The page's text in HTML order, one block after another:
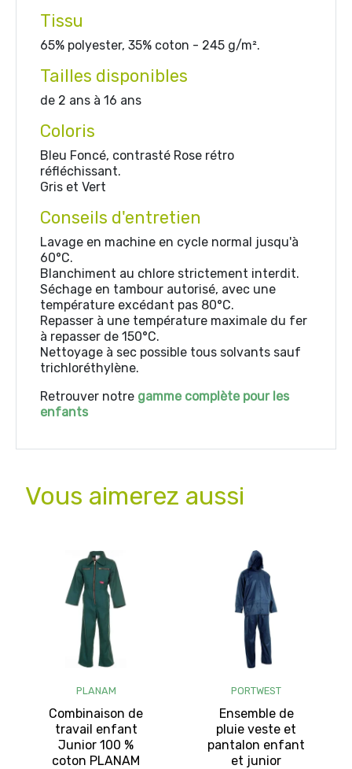
Tissu
65% polyester, 35% coton - 245 g/m².
Tailles disponibles
de 2 ans à 16 ans
Coloris
Bleu Foncé, contrasté Rose rétro
réfléchissant.
Gris et Vert
Conseils d'entretien
Lavage en machine en cycle normal jusqu'à
60°C.
Blanchiment au chlore strictement interdit.
Séchage en tambour autorisé, avec une
température excédant pas 80°C.
Repasser à une température maximale du fer
à repasser de 150°C.
Nettoyage à sec possible tous solvants sauf
trichloréthylène.
Retrouver notre gamme complète pour les
enfants
Vous aimerez aussi
PLANAM
Combinaison de
travail enfant
Junior 100 %
coton PLANAM
PORTWEST
Ensemble de
pluie veste et
pantalon enfant
et junior